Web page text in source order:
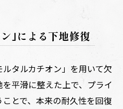
｣による下地修復
タルカチオン」を用いて欠
平滑に整えた上で、プライ
とで、本来の耐久性を回復